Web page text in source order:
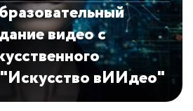
видео с
"Искусство вИИдео"